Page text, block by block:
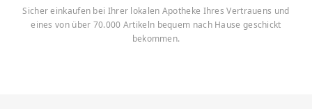
Sicher einkaufen bei Ihrer lokalen Apotheke Ihres Vertrauens und
eines von über 70.000 Artikeln bequem nach Hause geschickt
bekommen.